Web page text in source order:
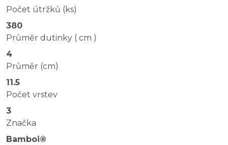
Počet útržků (ks)
380
Průměr dutinky ( cm )
4
Průměr (cm)
11.5
Počet vrstev
3
Značka
Bamboi®